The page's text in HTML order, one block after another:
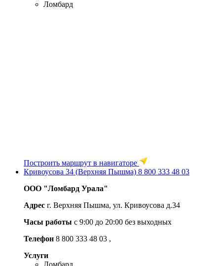
Ломбард
Построить маршрут в навигаторе
Кривоусова 34 (Верхняя Пышма) 8 800 333 48 03
ООО "Ломбард Урала"
Адрес г. Верхняя Пышма, ул. Кривоусова д.34
Часы работы с 9:00 до 20:00 без выходных
Телефон 8 800 333 48 03 ,
Услуги